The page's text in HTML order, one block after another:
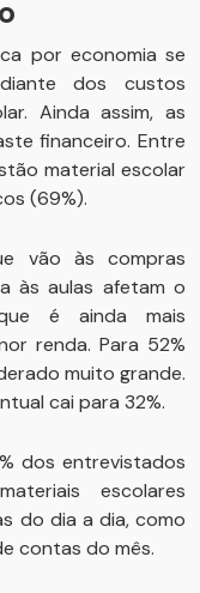
por economia se
dos custos
Ainda assim, as
financeiro. Entre
material escolar
(69%).
vão às compras
às aulas afetam o
é ainda mais
renda. Para 52%
muito grande.
cai para 32%.
dos entrevistados
escolares
do dia a dia, como
contas do mês.